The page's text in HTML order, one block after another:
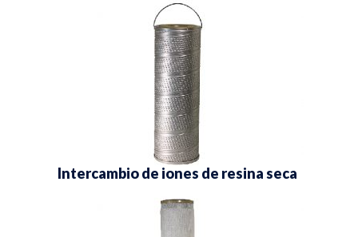
Intercambio de iones de resina seca